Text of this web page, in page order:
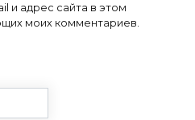
и адрес сайта в этом
моих комментариев.